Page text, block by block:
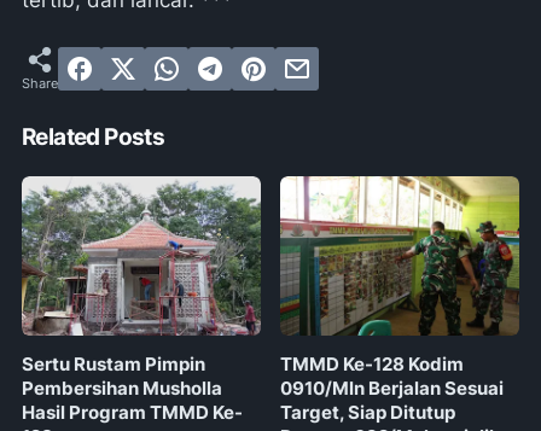
Related Posts
Sertu Rustam Pimpin
Pembersihan Musholla
Hasil Program TMMD Ke-
TMMD Ke-128 Kodim
0910/Mln Berjalan Sesuai
Target, Siap Ditutup